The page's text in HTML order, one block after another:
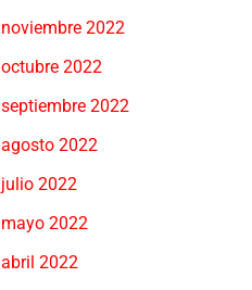
noviembre 2022
octubre 2022
septiembre 2022
agosto 2022
julio 2022
mayo 2022
abril 2022